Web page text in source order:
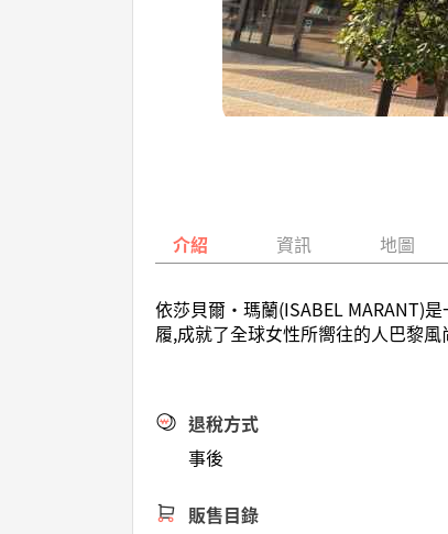
介紹 資訊 地圖
依莎貝爾·瑪蘭(ISABEL MARANT)
履,成就了全球女性所嚮往的人巴黎風
退稅方式
事後
販售目錄